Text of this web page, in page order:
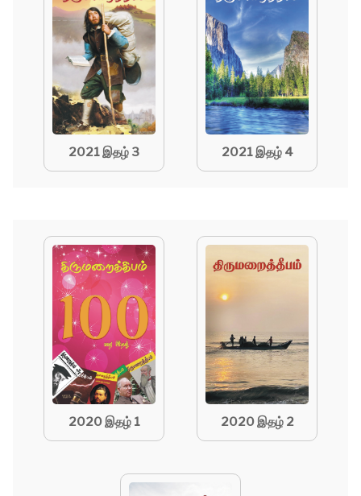
2021 இதழ் 3 2021 இதழ் 4
2020 இதழ் 1 2020 இதழ் 2